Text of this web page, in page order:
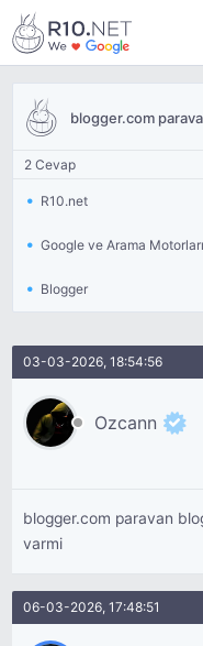
blogger.com
2 Cevap
R10.net
Google ve Arama Motorları
Blogger
03-03-2026, 18:54:56
Ozcann
blogger.com paravan
varmi
06-03-2026, 17:48:51